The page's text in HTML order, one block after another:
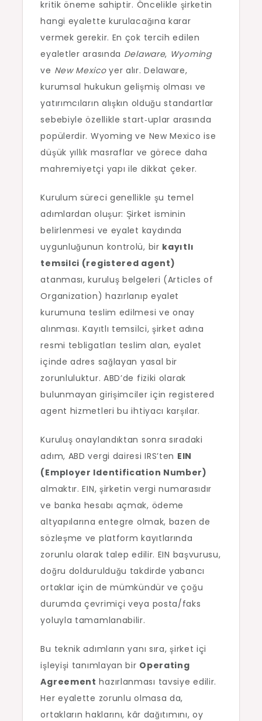
kritik öneme sahiptir. Öncelikle şirketin
hangi eyalette kurulacağına karar
vermek gerekir. En çok tercih edilen
eyaletler arasında Delaware, Wyoming
ve New Mexicoyer alır. Delaware,
kurumsal hukukun gelişmiş olması ve
yatırımcıların alışkın olduğu standartlar
sebebiyle özellikle start‑uplar arasında
popülerdir. Wyoming ve New Mexico ise
düşük yıllık masraflar ve görece daha
mahremiyetçi yapı ile dikkat çeker.
Kurulum süreci genellikle şu temel
adımlardan oluşur: Şirket isminin
belirlenmesi ve eyalet kaydında
uygunluğunun kontrolü, bir kayıtlı
temsilci (registered agent)
atanması, kuruluş belgeleri (Articles of
Organization) hazırlanıp eyalet
kurumuna teslim edilmesi ve onay
alınması. Kayıtlı temsilci, şirket adına
resmi tebligatları teslim alan, eyalet
içinde adres sağlayan yasal bir
zorunluluktur. ABD’de fiziki olarak
bulunmayan girişimciler için registered
agent hizmetleri bu ihtiyacı karşılar.
Kuruluş onaylandıktan sonra sıradaki
adım, ABD vergi dairesi IRS’ten EIN
(Employer Identification Number)
almaktır. EIN, şirketin vergi numarasıdır
ve banka hesabı açmak, ödeme
altyapılarına entegre olmak, bazen de
sözleşme ve platform kayıtlarında
zorunlu olarak talep edilir. EIN başvurusu,
doğru doldurulduğu takdirde yabancı
ortaklar için de mümkündür ve çoğu
durumda çevrimiçi veya posta/faks
yoluyla tamamlanabilir.
Bu teknik adımların yanı sıra, şirket içi
işleyişi tanımlayan bir Operating
Agreement hazırlanması tavsiye edilir.
Her eyalette zorunlu olmasa da,
ortakların haklarını, kâr dağıtımını, oy